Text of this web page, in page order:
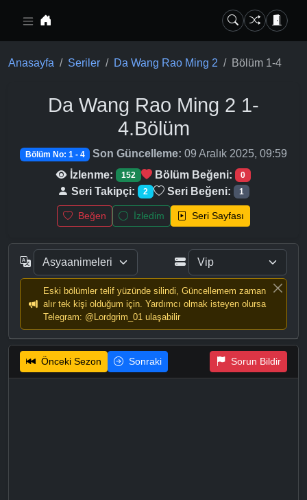
Anasayfa Seriler Da Wang Rao Ming 2 Bölüm 1-4
Da Wang Rao Ming 2 1-
4.Bölüm
Bölüm No: 1 - 4 Son Güncelleme: 09 Aralık 2025, 09:59
İzlenme:
152 Bölüm Beğeni: 0
Seri Takipçi: 2 Seri Beğeni: 1
Beğen İzledim Seri Sayfası
Eski bölümler telif yüzünde silindi, Güncellemem zaman
alır tek kişi olduğum için. Yardımcı olmak isteyen olursa
Telegram: @Lordgrim_01 ulaşabilir
Önceki Sezon Sonraki Sorun Bildir